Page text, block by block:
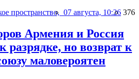
пространство, 07 августа, 10:26 376
Армения и Россия
разрядке, но возврат к
маловероятен